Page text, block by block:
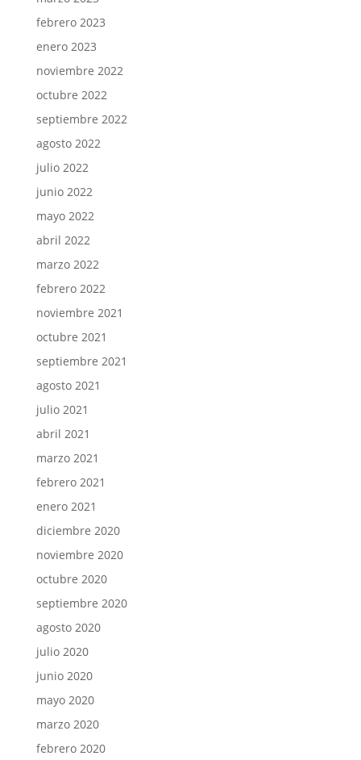
febrero 2023
enero 2023
noviembre 2022
octubre 2022
septiembre 2022
agosto 2022
julio 2022
junio 2022
mayo 2022
abril 2022
marzo 2022
febrero 2022
noviembre 2021
octubre 2021
septiembre 2021
agosto 2021
julio 2021
abril 2021
marzo 2021
febrero 2021
enero 2021
diciembre 2020
noviembre 2020
octubre 2020
septiembre 2020
agosto 2020
julio 2020
junio 2020
mayo 2020
marzo 2020
febrero 2020